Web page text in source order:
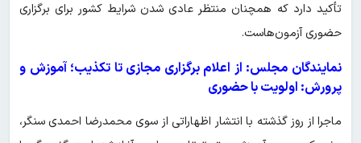
تأکید دارد که همچنان منتظر عادی شدن شرایط کشور برای برگزاری
حضوری آزمون‌هاست.
نمایندگان مجلس: از اعلام برگزاری مجازی تا تکذیب؛ آموزش و
پرورش: اولویت با حضوری
ماجرا از روز گذشته با انتشار اظهاراتی از سوی محمدرضا احمدی سنگر،